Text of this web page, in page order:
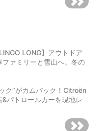
LONG】アウトドア
ファミリーと雪山へ。冬の
ク”がカムバック！Citroën
パトロールカーを現地レ